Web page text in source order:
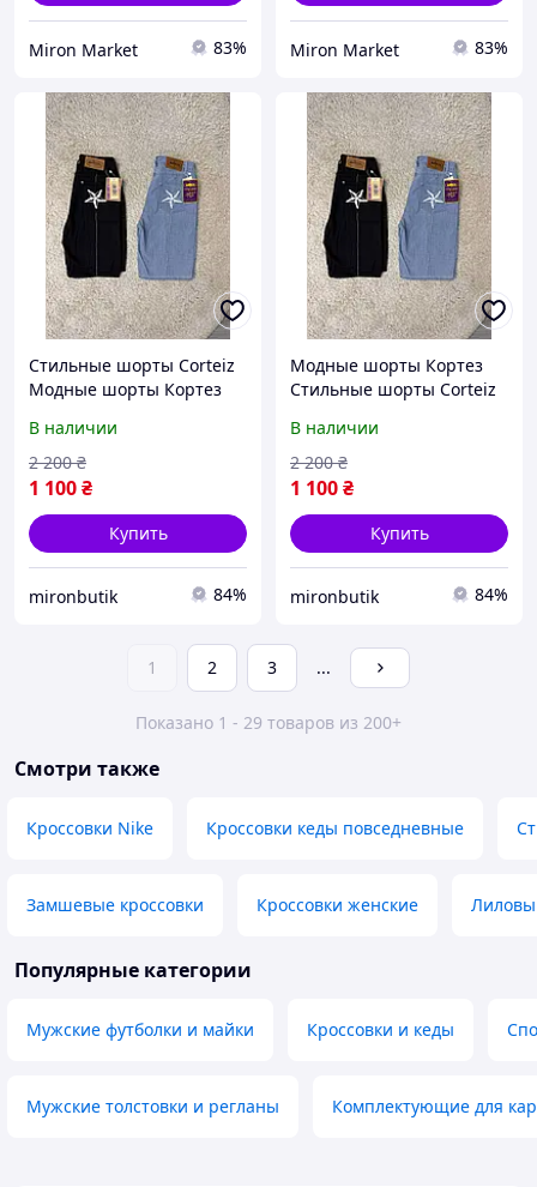
Miron Market 83% Miron Market 83%
Стильные шорты Corteiz
Модные шорты Кортез
В наличии
1 100₴
2 200 ₴
Купить
mironbutik 84%
Модные шорты Кортез
Стильные шорты Corteiz
В наличии
1 100₴
2 200 ₴
Купить
mironbutik 84%
1 2 3 ...
Показано 1 - 29 товаров из 200+
Смотри также
Кроссовки Nike Кроссовки кеды повседневные
Замшевые кроссовки Кроссовки женские
Популярные категории
Мужские футболки и майки Кроссовки и кеды
Мужские толстовки и регланы Комплектующие для